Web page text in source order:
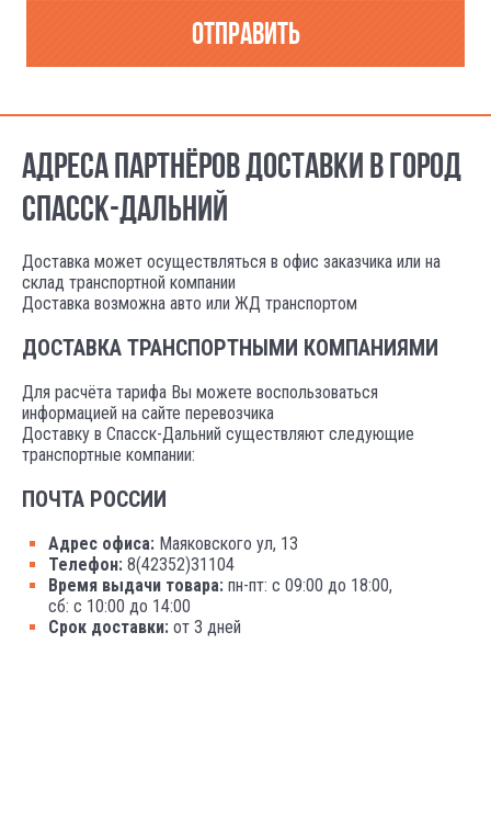
Отправить
АДРЕСА ПАРТНЁРОВ ДОСТАВКИ В ГОРОД
СПАССК-ДАЛЬНИЙ
Доставка может осуществляться в офис заказчика или на
склад транспортной компании
Доставка возможна авто или ЖД транспортом
ДОСТАВКА ТРАНСПОРТНЫМИ КОМПАНИЯМИ
Для расчёта тарифа Вы можете воспользоваться
информацией на сайте перевозчика
Доставку в Спасск-Дальний существляют следующие
транспортные компании:
ПОЧТА РОССИИ
Адрес офиса: Маяковского ул, 13
Телефон: 8(42352)31104
Время выдачи товара: пн-пт: с 09:00 до 18:00,
сб: с 10:00 до 14:00
Срок доставки: от 3 дней